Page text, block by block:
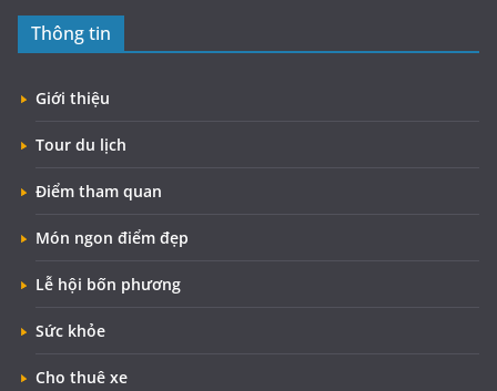
Thông tin
Giới thiệu
Tour du lịch
Điểm tham quan
Món ngon điểm đẹp
Lễ hội bốn phương
Sức khỏe
Cho thuê xe